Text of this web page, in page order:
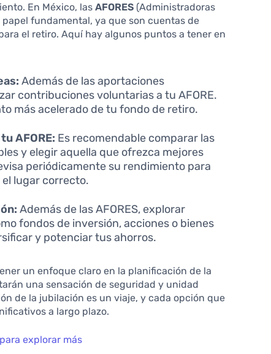
En México, lasAFORES (Administradoras
fundamental, ya que son cuentas de
el retiro. Aquí hay algunos puntos a tener en
Además de las aportaciones
contribuciones voluntarias a tu AFORE.
más acelerado de tu fondo de retiro.
AFORE: Es recomendable comparar las
y elegir aquella que ofrezca mejores
periódicamente su rendimiento para
lugar correcto.
Además de las AFORES, explorar
fondos de inversión, acciones o bienes
y potenciar tus ahorros.
un enfoque claro en la planificación de la
una sensación de seguridad y unidad
de la jubilación es un viaje, y cada opción que
a largo plazo.
explorar más